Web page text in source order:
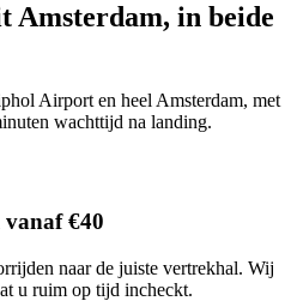
Amsterdam, in beide
Airport en heel Amsterdam, met
wachttijd na landing.
€40
naar de juiste vertrekhal. Wij
u ruim op tijd incheckt.